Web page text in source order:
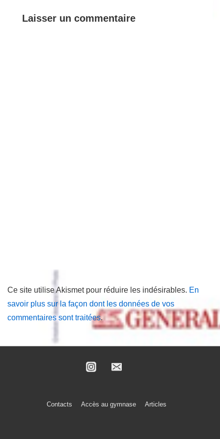
Laisser un commentaire
Ce site utilise Akismet pour réduire les indésirables. En
savoir plus sur la façon dont les données de vos
commentaires sont traitées.
Menu
Contacts Accès au gymnase Articles